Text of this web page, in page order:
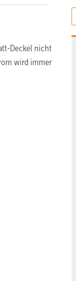
Deckel nicht
wird immer